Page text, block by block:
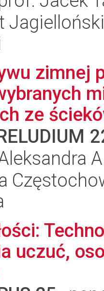
zimnej
ze
uczuć,